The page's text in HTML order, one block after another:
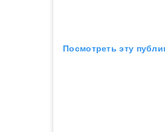
Посмотреть эту